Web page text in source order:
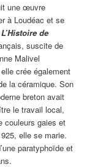
une œuvre
à Loudéac et se
de
suscite de
Malivel
crée également
la céramique. Son
breton avait
le travail local,
couleurs gaies et
elle se marie.
paratyphoïde et